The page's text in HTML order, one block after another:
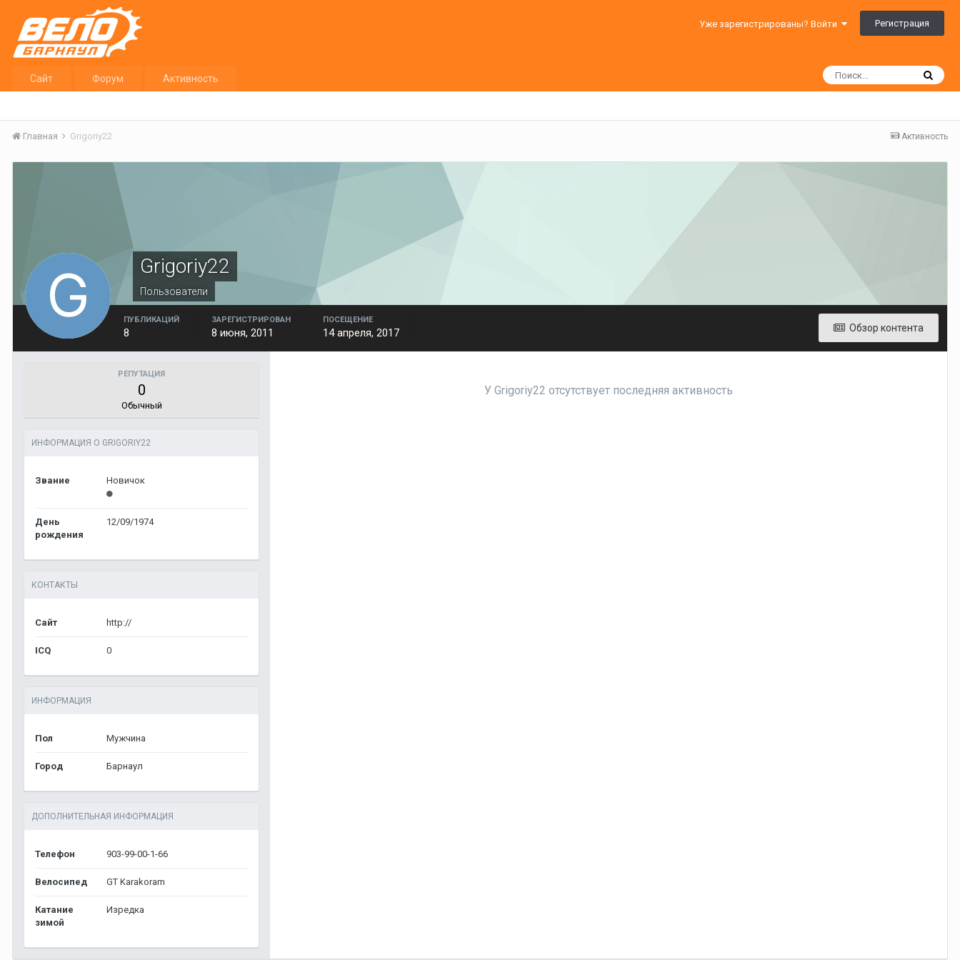
Уже зарегистрированы? Войти Регистрация
Сайт Форум Активность
Активность
Главная Grigoriy22
Grigoriy22
Пользователи
Обзор контента
ПУБЛИКАЦИЙ
8
ЗАРЕГИСТРИРОВАН
8 июня, 2011
ПОСЕЩЕНИЕ
14 апреля, 2017
РЕПУТАЦИЯ
0
Обычный
ИНФОРМАЦИЯ О GRIGORIY22
Звание Новичок
День
рождения
12/09/1974
КОНТАКТЫ
Сайт http://
ICQ 0
ИНФОРМАЦИЯ
Пол Мужчина
Город Барнаул
ДОПОЛНИТЕЛЬНАЯ ИНФОРМАЦИЯ
Телефон 903-99-00-1-66
Велосипед GT Karakoram
Катание
зимой
Изредка
У Grigoriy22 отсутствует последняя активность